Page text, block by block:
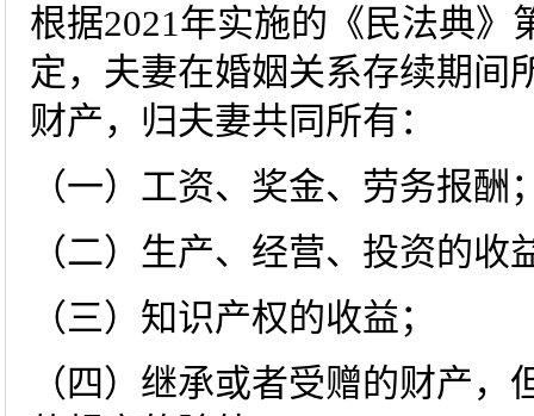
根据2021年实施的《民法典
定，夫妻在婚姻关系存续期间
财产，归夫妻共同所有：
（一）工资、奖金、劳务报酬
（二）生产、经营、投资的收
（三）知识产权的收益；
（四）继承或者受赠的财产